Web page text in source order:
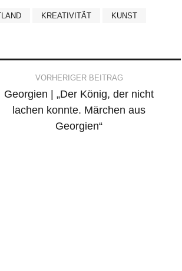
KREATIVITÄT KUNST
VORHERIGER BEITRAG
Georgien | „Der König, der nicht
lachen konnte. Märchen aus
Georgien“